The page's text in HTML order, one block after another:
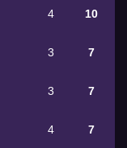
4 10
3 7
3 7
4 7